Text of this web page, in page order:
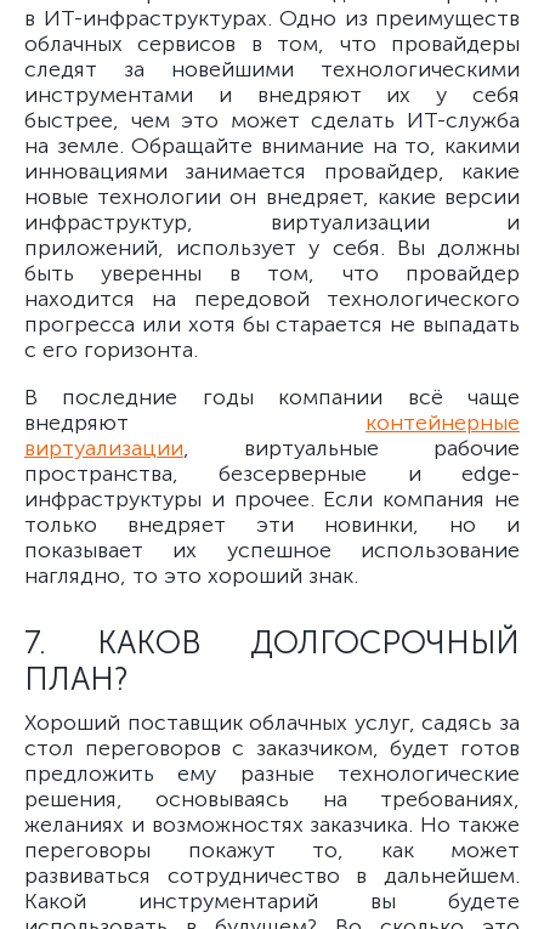
в ИТ-инфраструктурах. Одно из преимуществ
облачных сервисов в том, что провайдеры
следят за новейшими технологическими
инструментами и внедряют их у себя
быстрее, чем это может сделать ИТ-служба
на земле. Обращайте внимание на то, какими
инновациями занимается провайдер, какие
новые технологии он внедряет, какие версии
инфраструктур, виртуализации и
приложений, использует у себя. Вы должны
быть уверенны в том, что провайдер
находится на передовой технологического
прогресса или хотя бы старается не выпадать
с его горизонта.
В последние годы компании всё чаще
внедряют контейнерные
виртуализации, виртуальные рабочие
пространства, безсерверные и edge-
инфраструктуры и прочее. Если компания не
только внедряет эти новинки, но и
показывает их успешное использование
наглядно, то это хороший знак.
7. КАКОВ ДОЛГОСРОЧНЫЙ
ПЛАН?
Хороший поставщик облачных услуг, садясь за
стол переговоров с заказчиком, будет готов
предложить ему разные технологические
решения, основываясь на требованиях,
желаниях и возможностях заказчика. Но также
переговоры покажут то, как может
развиваться сотрудничество в дальнейшем.
Какой инструментарий вы будете